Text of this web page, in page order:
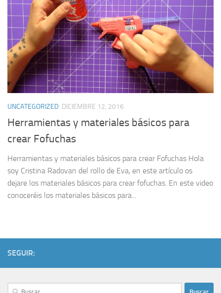
UNCATEGORIZED DICIEMBRE 12, 2016
Herramientas y materiales básicos para
crear Fofuchas
Herramientas y materiales básicos para crear Fofuchas Hola
soy Cristina Radovan del rollo de Eva, en este artículo os
dejare los materiales básicos para crear fofuchas. En este video
conoceréis los materiales básicos para...
SEGUIR:
Buscar: